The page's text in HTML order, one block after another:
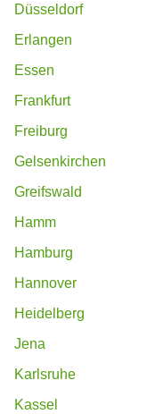
Düsseldorf
Erlangen
Essen
Frankfurt
Freiburg
Gelsenkirchen
Greifswald
Hamm
Hamburg
Hannover
Heidelberg
Jena
Karlsruhe
Kassel